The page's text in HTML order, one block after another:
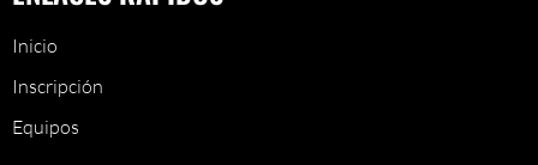
Inicio
Inscripción
Equipos